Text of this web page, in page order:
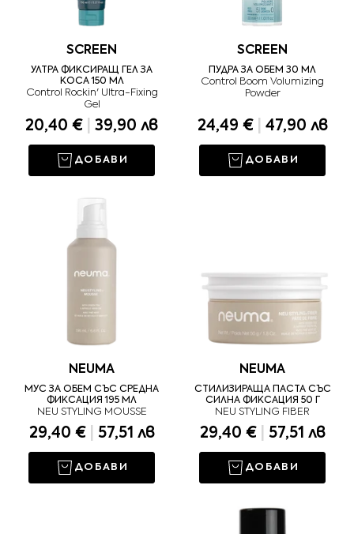
SCREEN
УЛТРА ФИКСИРАЩ ГЕЛ ЗА
КОСА 150 МЛ
Control Rockin' Ultra-Fixing
Gel
20,40 € 39,90 лв
ДОБАВИ
SCREEN
ПУДРА ЗА ОБЕМ 30 МЛ
Control Boom Volumizing
Powder
24,49 € 47,90 лв
ДОБАВИ
NEUMA
МУС ЗА ОБЕМ СЪС СРЕДНА
ФИКСАЦИЯ 195 МЛ
NEU STYLING MOUSSE
29,40 € 57,51 лв
ДОБАВИ
NEUMA
СТИЛИЗИРАЩА ПАСТА СЪС
СИЛНА ФИКСАЦИЯ 50 Г
NEU STYLING FIBER
29,40 € 57,51 лв
ДОБАВИ